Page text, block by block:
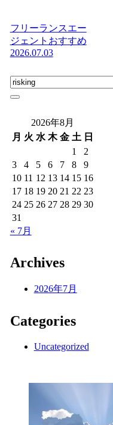
フリーランスエー
ジェントおすすめ
2026.07.03
2026年8月
月 火 水 木 金 土 日
1
2
3
4 5 6 7 8
9
10 11 12 13 14 15 16
17 18 19 20 21 22 23
24 25 26 27 28 29 30
31
« 7月
Archives
2026年7月
Categories
Uncategorized